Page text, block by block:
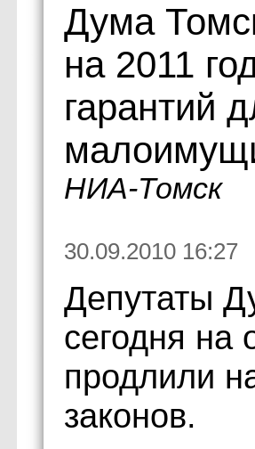
Дума
на 2011
гарантий
НИА-Томск
30.09.2010 16:27
Депутаты
сегодня на
продлили
законов.